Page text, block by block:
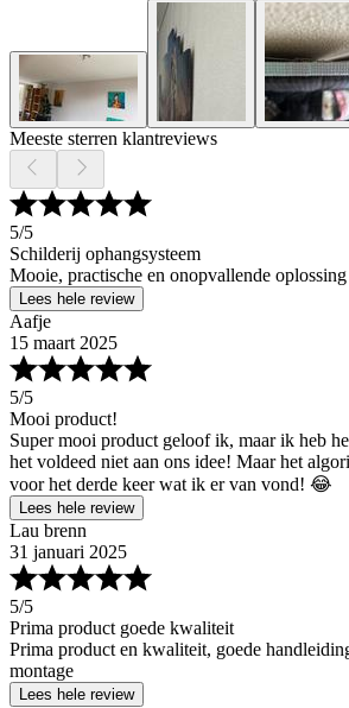
Meeste sterren klantreviews
5/5
Schilderij ophangsysteem
Mooie, practische en onopvallende
Lees hele review
Aafje
15 maart 2025
5/5
Mooi product!
Super mooi product geloof ik, maar ik heb
het voldeed niet aan ons idee! Maar het
voor het derde keer wat ik er van vond! 😂
Lees hele review
Lau brenn
31 januari 2025
5/5
Prima product goede kwaliteit
Prima product en kwaliteit, goede
montage
Lees hele review